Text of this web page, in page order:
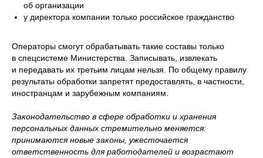
об организации
у директора компании только российское гражданство
Операторы смогут обрабатывать такие составы только
в спецсистеме Министерства. Записывать, извлекать
и передавать их третьим лицам нельзя. По общему правилу
результаты обработки запретят предоставлять, в частности,
иностранцам и зарубежным компаниям.
Законодательство в сфере обработки и хранения
персональных данных стремительно меняется:
принимаются новые законы, ужесточается
ответственность для работодателей и возрастают